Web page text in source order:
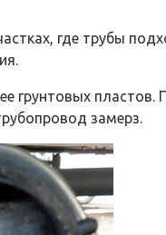
где трубы
грунтовых
замерз.